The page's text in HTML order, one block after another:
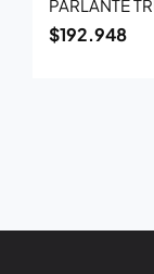
PARLANTE
$192.948